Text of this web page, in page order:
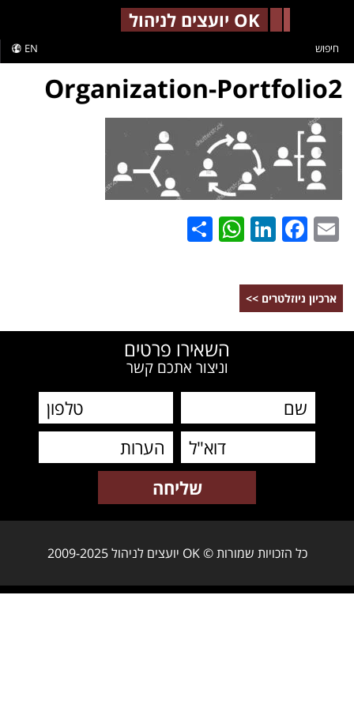
OK יועצים לניהול
EN חיפוש
Organization-Portfolio2
Email
Facebook
LinkedIn
WhatsApp
ארכיון ניוזלטרים >>
השאירו פרטים
וניצור אתכם קשר
כל הזכויות שמורות © OK יועצים לניהול 2009-2025